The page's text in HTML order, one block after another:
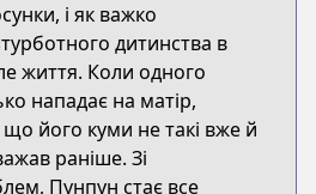
і як важко
дитинства в
життя. Коли одного
нападає на матір,
його куми не такі вже й
раніше. Зі
Пунпун стає все